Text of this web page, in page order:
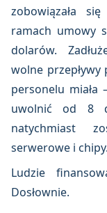
zobowiązała
ramach umowy
dolarów.
wolne przepływy
personelu
uwolnić od 8
natychmiast
serwerowe i chipy.
Ludzie
Dosłownie.